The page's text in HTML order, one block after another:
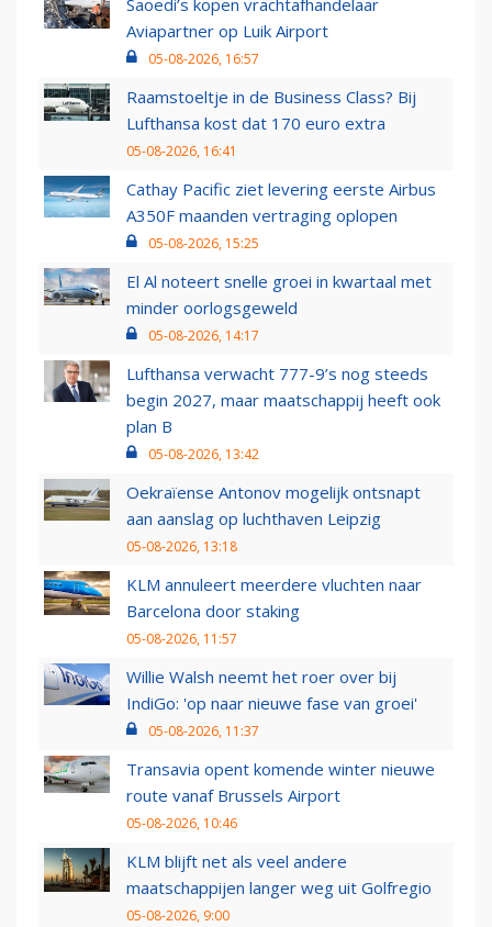
Saoedi’s kopen vrachtafhandelaar
Aviapartner op Luik Airport
05-08-2026, 16:57
Raamstoeltje in de Business Class? Bij
Lufthansa kost dat 170 euro extra
05-08-2026, 16:41
Cathay Pacific ziet levering eerste Airbus
A350F maanden vertraging oplopen
05-08-2026, 15:25
El Al noteert snelle groei in kwartaal met
minder oorlogsgeweld
05-08-2026, 14:17
Lufthansa verwacht 777-9’s nog steeds
begin 2027, maar maatschappij heeft ook
plan B
05-08-2026, 13:42
Oekraïense Antonov mogelijk ontsnapt
aan aanslag op luchthaven Leipzig
05-08-2026, 13:18
KLM annuleert meerdere vluchten naar
Barcelona door staking
05-08-2026, 11:57
Willie Walsh neemt het roer over bij
IndiGo: 'op naar nieuwe fase van groei'
05-08-2026, 11:37
Transavia opent komende winter nieuwe
route vanaf Brussels Airport
05-08-2026, 10:46
KLM blijft net als veel andere
maatschappijen langer weg uit Golfregio
05-08-2026, 9:00